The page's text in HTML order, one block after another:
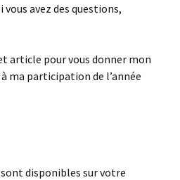
vous avez des questions,
article pour vous donner mon
ma participation de l’année
disponibles sur votre